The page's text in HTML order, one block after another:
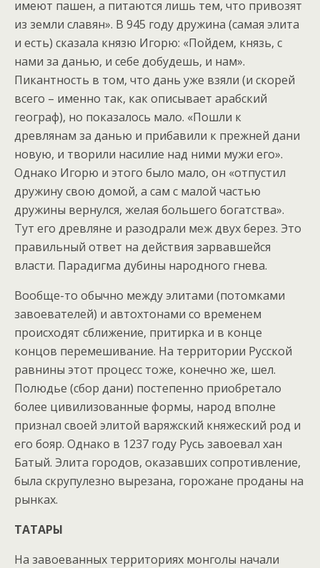
имеют пашен, а питаются лишь тем, что привозят
из земли славян». В 945 году дружина (самая элита
и есть) сказала князю Игорю: «Пойдем, князь, с
нами за данью, и себе добудешь, и нам».
Пикантность в том, что дань уже взяли (и скорей
всего – именно так, как описывает арабский
географ), но показалось мало. «Пошли к
древлянам за данью и прибавили к прежней дани
новую, и творили насилие над ними мужи его».
Однако Игорю и этого было мало, он «отпустил
дружину свою домой, а сам с малой частью
дружины вернулся, желая большего богатства».
Тут его древляне и разодрали меж двух берез. Это
правильный ответ на действия зарвавшейся
власти. Парадигма дубины народного гнева.
Вообще-то обычно между элитами (потомками
завоевателей) и автохтонами со временем
происходят сближение, притирка и в конце
концов перемешивание. На территории Русской
равнины этот процесс тоже, конечно же, шел.
Полюдье (сбор дани) постепенно приобретало
более цивилизованные формы, народ вполне
признал своей элитой варяжский княжеский род и
его бояр. Однако в 1237 году Русь завоевал хан
Батый. Элита городов, оказавших сопротивление,
была скрупулезно вырезана, горожане проданы на
рынках.
ТАТАРЫ
На завоеванных территориях монголы начали